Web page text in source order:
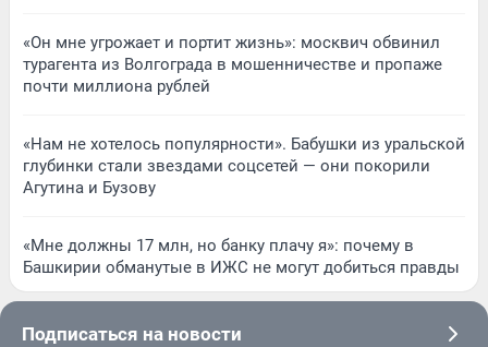
«Он мне угрожает и портит жизнь»: москвич обвинил
турагента из Волгограда в мошенничестве и пропаже
почти миллиона рублей
«Нам не хотелось популярности». Бабушки из уральской
глубинки стали звездами соцсетей — они покорили
Агутина и Бузову
«Мне должны 17 млн, но банку плачу я»: почему в
Башкирии обманутые в ИЖС не могут добиться правды
Подписаться на новости